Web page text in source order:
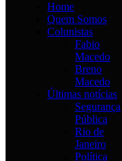
Home
Quem Somos
Colunistas
Fabio
Macedo
Breno
Macedo
Últimas notícias
Segurança
Pública
Rio de
Janeiro
Política